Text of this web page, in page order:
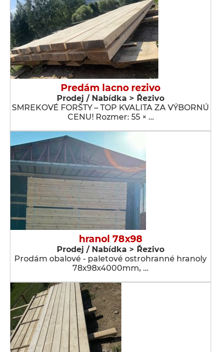
Predám lacno rezivo
Prodej / Nabídka > Řezivo
SMREKOVÉ FORŠTY – TOP KVALITA ZA VÝBORNÚ
CENU! Rozmer: 55 × …
hranol 78x98
Prodej / Nabídka > Řezivo
Prodám obalové - paletové ostrohranné hranoly
78x98x4000mm, …